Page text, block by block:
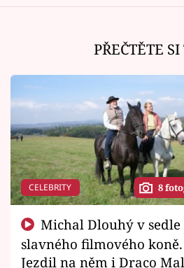
PŘEČTĚTE
CELEBRITY 8
slavného filmového koně.
Jezdil na něm i Draco